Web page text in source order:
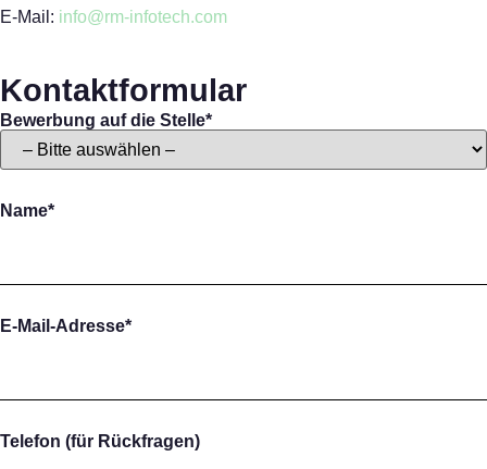
E-Mail: info@rm-infotech.com
Kontaktformular
Bewerbung auf die Stelle*
Name*
E-Mail-Adresse*
Telefon (für Rückfragen)